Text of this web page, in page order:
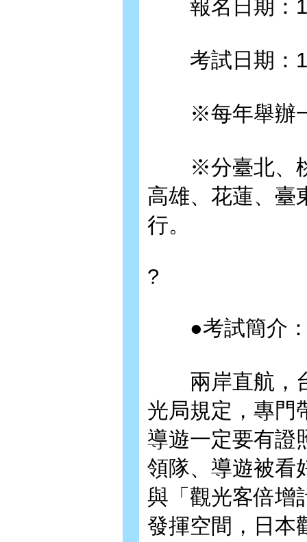
報名日期：
考試日期：
※每年舉辦
※分臺北、桃
高雄、花蓮、臺
行。
?
●考試簡介
兩岸直航，台
光局規定，專門
導遊一定要有證
領隊、導遊被看
與「觀光客倍增
發揮空間，日本